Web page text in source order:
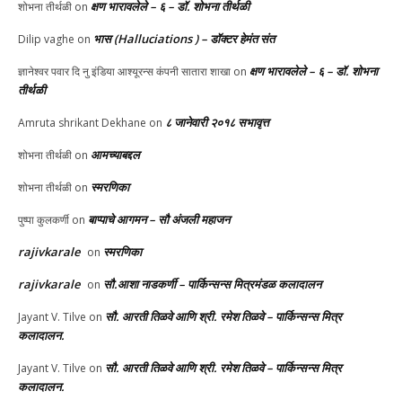
शोभना तीर्थळी on क्षण भारावलेले – ६ – डॉ. शोभना तीर्थळी
Dilip vaghe on भास (Halluciations ) – डॉक्टर हेमंत संत
ज्ञानेश्वर पवार दि नु इंडिया आश्यूरन्स कंपनी सातारा शाखा on क्षण भारावलेले – ६ – डॉ. शोभना
तीर्थळी
Amruta shrikant Dekhane on ८ जानेवारी २०१८ सभावृत्त
शोभना तीर्थळी on आमच्याबद्दल
शोभना तीर्थळी on स्मरणिका
पुष्पा कुलकर्णी on बाप्पाचे आगमन – सौ अंजली महाजन
rajivkarale on स्मरणिका
rajivkarale on सौ.आशा नाडकर्णी – पार्किन्सन्स मित्रमंडळ कलादालन
Jayant V. Tilve on सौ. आरती तिळवे आणि श्री. रमेश तिळवे – पार्किन्सन्स मित्र
कलादालन.
Jayant V. Tilve on सौ. आरती तिळवे आणि श्री. रमेश तिळवे – पार्किन्सन्स मित्र
कलादालन.